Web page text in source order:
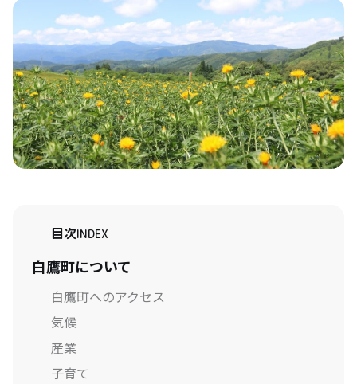
目次INDEX
白鷹町について
白鷹町へのアクセス
気候
産業
子育て